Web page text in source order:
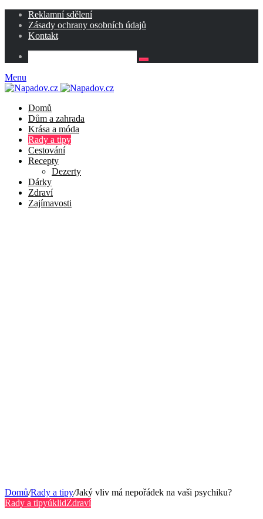
Reklamní sdělení
Zásady ochrany osobních údajů
Kontakt
Menu
Domů
Dům a zahrada
Krása a móda
Rady a tipy
Cestování
Recepty
Dezerty
Dárky
Zdraví
Zajímavosti
Domů/Rady a tipy/Jaký vliv má nepořádek na vaši psychiku?
Rady a tipyúklidZdraví